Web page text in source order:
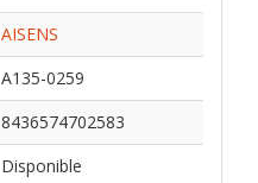
AISENS
A135-0259
8436574702583
Disponible